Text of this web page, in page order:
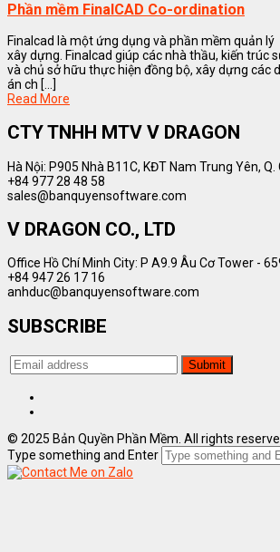
Phần mềm FinalCAD Co-ordination
Finalcad là một ứng dụng và phần mềm quản lý
xây dựng. Finalcad giúp các nhà thầu, kiến trúc
và chủ sở hữu thực hiện đồng bộ, xây dựng các
án ch [...]
Read More
CTY TNHH MTV V DRAGON
Hà Nội: P905 Nhà B11C, KĐT Nam Trung Yên, Q.
+84 977 28 48 58
sales@banquyensoftware.com
V DRAGON CO., LTD
Office Hồ Chí Minh City: P A9.9 Âu Cơ Tower -
+84 947 26 17 16
anhduc@banquyensoftware.com
SUBSCRIBE
© 2025 Bản Quyền Phần Mềm. All rights
Type something and Enter